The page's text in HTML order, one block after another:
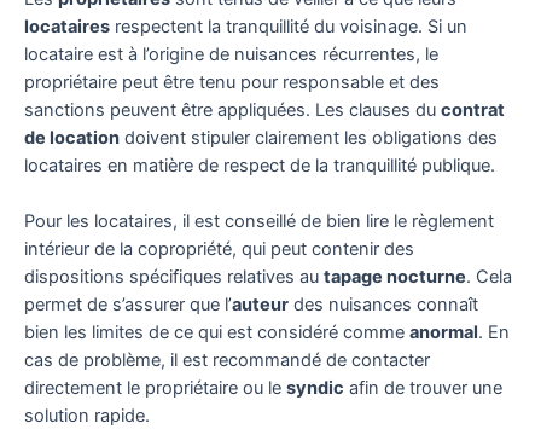
locataires respectent la tranquillité du voisinage. Si un
locataire est à l’origine de nuisances récurrentes, le
propriétaire peut être tenu pour responsable et des
sanctions peuvent être appliquées. Les clauses du contrat
de location doivent stipuler clairement les obligations des
locataires en matière de respect de la tranquillité publique.
Pour les locataires, il est conseillé de bien lire le règlement
intérieur de la copropriété, qui peut contenir des
dispositions spécifiques relatives au tapage nocturne. Cela
permet de s’assurer que l’auteur des nuisances connaît
bien les limites de ce qui est considéré comme anormal. En
cas de problème, il est recommandé de contacter
directement le propriétaire ou le syndic afin de trouver une
solution rapide.